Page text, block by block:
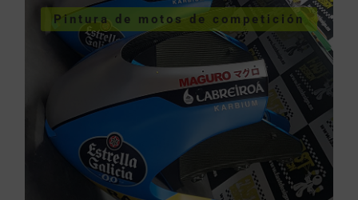
Pintura de motos de competición
Pintura de motos de
competición
VER PINTURA MOTOS
COMPETICIÓN